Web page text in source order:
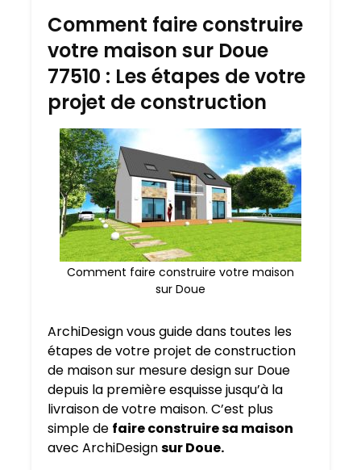
Comment faire construire
votre maison sur Doue
77510 : Les étapes de votre
projet de construction
Comment faire construire votre maison
sur Doue
ArchiDesign vous guide dans toutes les
étapes de votre projet de construction
de maison sur mesure design sur Doue
depuis la première esquisse jusqu’à la
livraison de votre maison. C’est plus
simple de faire construire sa maison
avec ArchiDesignsur Doue.